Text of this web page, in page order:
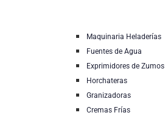
Maquinaria Heladerías
Fuentes de Agua
Exprimidores de Zumos
Horchateras
Granizadoras
Cremas Frías